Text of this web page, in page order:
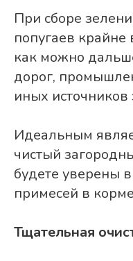
При сборе
попугаев
как можно
дорог,
иных источников
Идеальным
чистый
будете уверены
примесей в
Тщательная